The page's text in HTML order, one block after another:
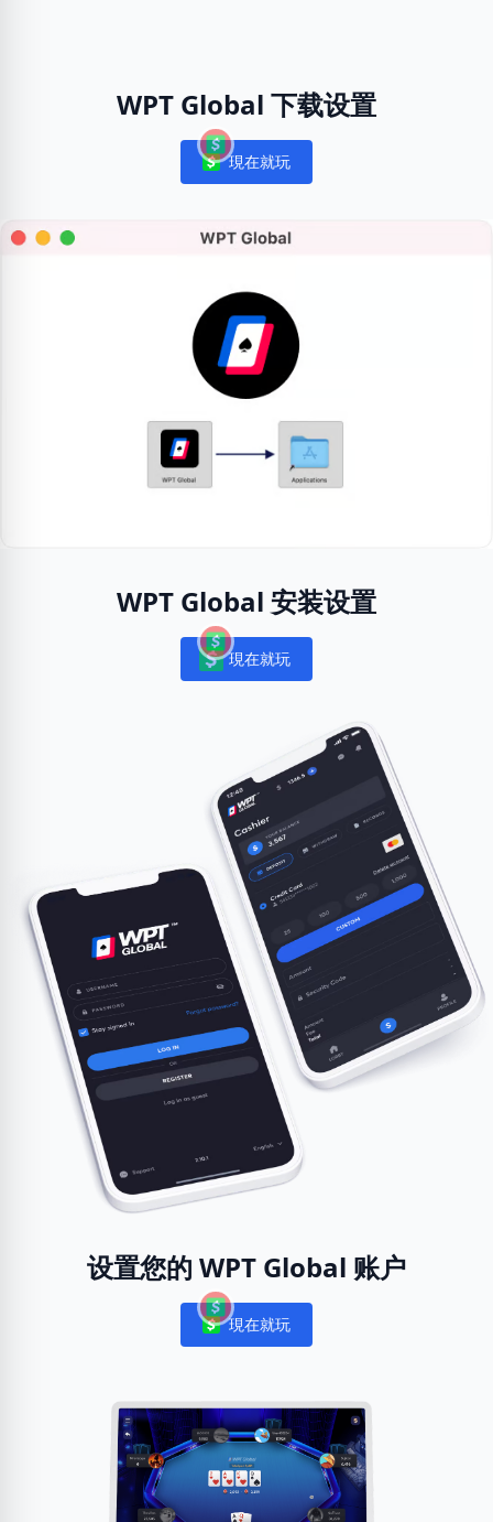
WPT Global 下载设置
Notifications
現在就玩
WPT Global 安装设置
Notifications
現在就玩
设置您的 WPT Global 账户
Notifications
現在就玩